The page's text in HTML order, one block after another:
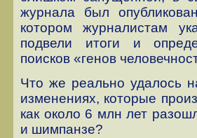
журнала был
котором журналистам
подвели итоги и
поисков «генов
Что же реально удалось
изменениях, которые
как около 6 млн лет
и шимпанзе?